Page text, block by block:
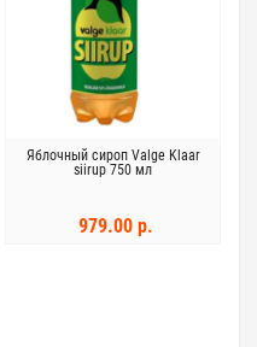
Яблочный сироп Valge Klaar
siirup 750 мл
979.00 р.